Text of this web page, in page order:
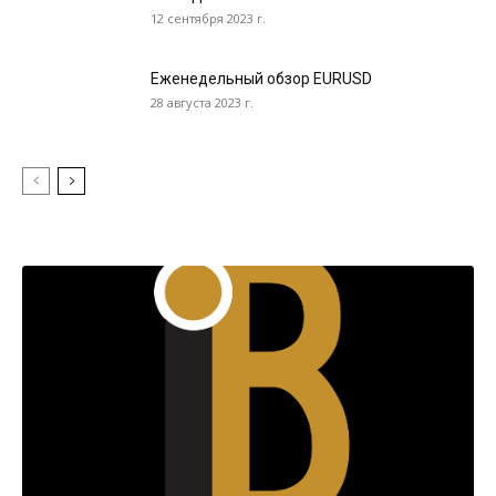
12 сентября 2023 г.
Еженедельный обзор EURUSD
28 августа 2023 г.